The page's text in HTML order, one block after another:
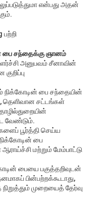
என்பது அதன்
பை சந்தைக்கு ஞானம்
அனுபவம் சீனாவின்
நிக்கோடின் பை சந்தையின்
தெளிவான சட்டங்கள்
வேண்டும்.
பூர்த்தி செய்ய
பை
மற்றும் மேம்பாட்டு
பையை பகுத்தறிவுடன்
பின்பற்றக்கூடாது,
நிறுத்தும் முறையைத் தேர்வு